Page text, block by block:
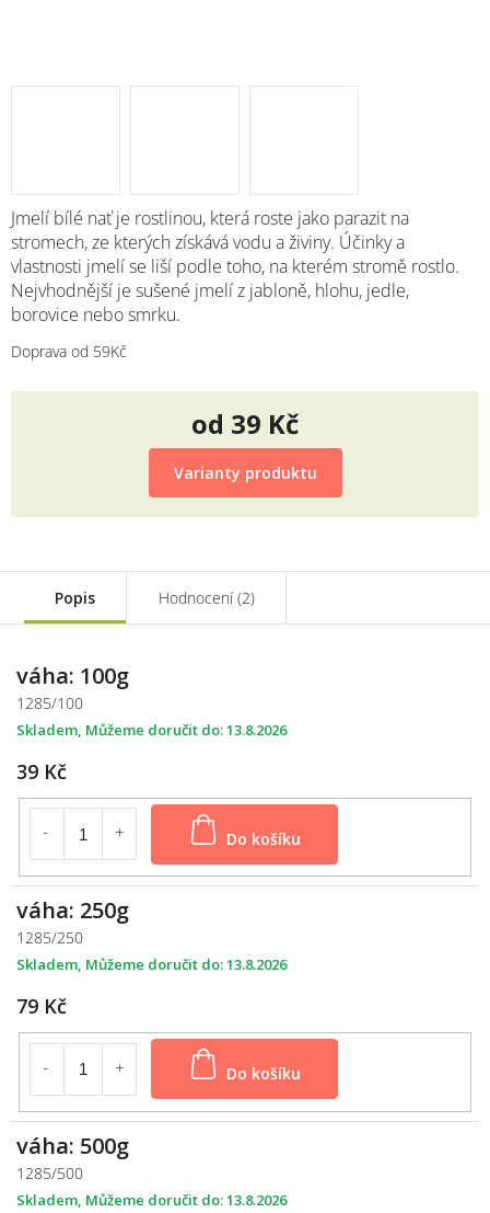
Jmelí bílé nať je rostlinou, která roste jako parazit na
stromech, ze kterých získává vodu a živiny. Účinky a
vlastnosti jmelí se liší podle toho, na kterém stromě rostlo.
Nejvhodnější je sušené jmelí z jabloně, hlohu, jedle,
borovice nebo smrku.
Doprava od 59Kč
od 39 Kč
Měrná
cena:
Varianty produktu
Popis Hodnocení (2)
váha: 100g
1285/100
39 Kč
Do košíku
Skladem 13.8.2026
váha: 250g
1285/250
79 Kč
Do košíku
Skladem 13.8.2026
váha: 500g
1285/500
Skladem 13.8.2026